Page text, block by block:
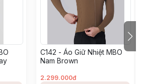
dáng, nâng hiệu suất, đạp bao
cấp – mượt, bền, dễ mở nhanh
C142 - Áo Giữ Nhiệt MBO
Nam Brown
2.299.000đ